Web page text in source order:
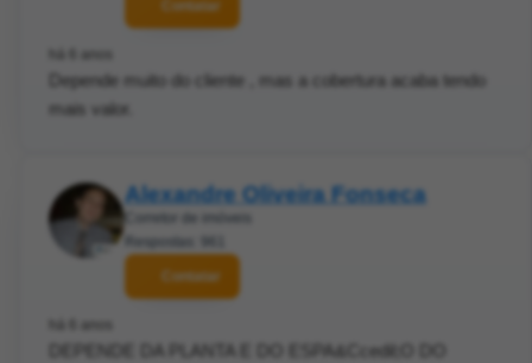
Contatar
Depende muito do cliente , mas a cobertura acaba tendo
mais valor.
Alexandre Oliveira Fonseca
Contatar
DEPENDE DA PLANTA E DO ESPA&Ccedil;O DO